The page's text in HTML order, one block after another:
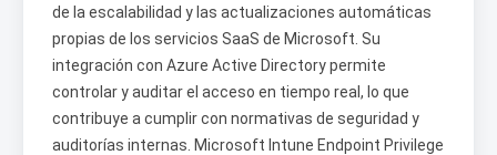
de la escalabilidad y las actualizaciones automáticas
propias de los servicios SaaS de Microsoft. Su
integración con Azure Active Directory permite
controlar y auditar el acceso en tiempo real, lo que
contribuye a cumplir con normativas de seguridad y
auditorías internas. Microsoft Intune Endpoint Privilege